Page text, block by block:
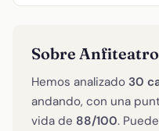
Sobre
Hemos analizado 30
andando, con una
vida de 88/100.